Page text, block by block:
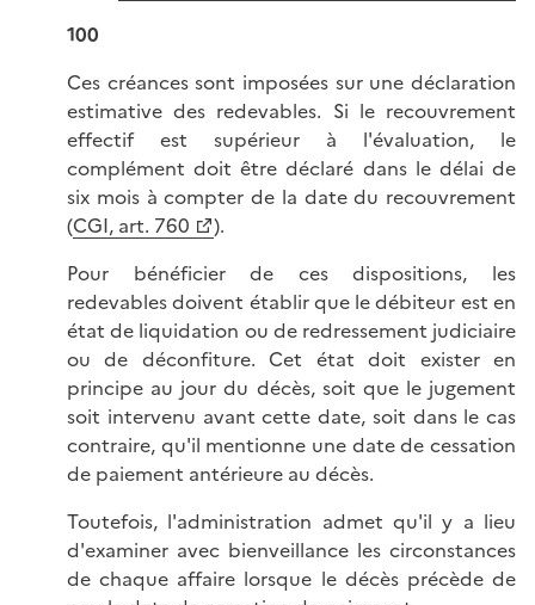
100
Ces créances sont imposées sur une déclaration
estimative des redevables. Si le recouvrement
effectif est supérieur à l'évaluation, le
complément doit être déclaré dans le délai de
six mois à compter de la date du recouvrement
(CGI, art. 760
).
Pour bénéficier de ces dispositions, les
redevables doivent établir que le débiteur est en
état de liquidation ou de redressement judiciaire
ou de déconfiture. Cet état doit exister en
principe au jour du décès, soit que le jugement
soit intervenu avant cette date, soit dans le cas
contraire, qu'il mentionne une date de cessation
de paiement antérieure au décès.
Toutefois, l'administration admet qu'il y a lieu
d'examiner avec bienveillance les circonstances
de chaque affaire lorsque le décès précède de